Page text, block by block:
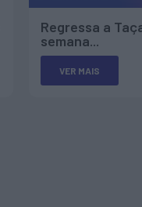
Regressa a
semana...
VER MAIS